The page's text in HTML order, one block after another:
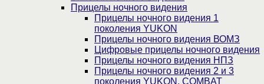
Прицелы ночного видения
Прицелы ночного видения 1
поколения YUKON
Прицелы ночного видения ВОМЗ
Цифровые прицелы ночного видения
Прицелы ночного видения НПЗ
Прицелы ночного видения 2 и 3
поколения YUKON, COMBAT